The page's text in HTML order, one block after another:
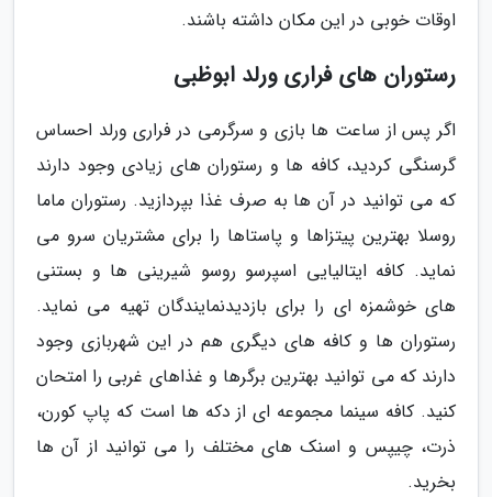
اوقات خوبی در این مکان داشته باشند.
رستوران های فراری ورلد ابوظبی
اگر پس از ساعت ها بازی و سرگرمی در فراری ورلد احساس
گرسنگی کردید، کافه ها و رستوران های زیادی وجود دارند
که می توانید در آن ها به صرف غذا بپردازید. رستوران ماما
روسلا بهترین پیتزاها و پاستاها را برای مشتریان سرو می
نماید. کافه ایتالیایی اسپرسو روسو شیرینی ها و بستنی
های خوشمزه ای را برای بازدیدنمایندگان تهیه می نماید.
رستوران ها و کافه های دیگری هم در این شهربازی وجود
دارند که می توانید بهترین برگرها و غذاهای غربی را امتحان
کنید. کافه سینما مجموعه ای از دکه ها است که پاپ کورن،
ذرت، چیپس و اسنک های مختلف را می توانید از آن ها
بخرید.